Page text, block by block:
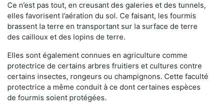
Ce n’est pas tout, en creusant des galeries et des tunnels,
elles favorisent l’aération du sol. Ce faisant, les fourmis
brassent la terre en transportant sur la surface de terre
des cailloux et des lopins de terre.
Elles sont également connues en agriculture comme
protectrice de certains arbres fruitiers et cultures contre
certains insectes, rongeurs ou champignons. Cette faculté
protectrice a même conduit à ce dont certaines espèces
de fourmis soient protégées.